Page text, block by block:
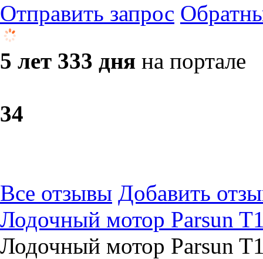
Отправить запрос
5 лет 333 дня на портале
34
Все отзывы Добавить
Лодочный мотор Parsun
Лодочный мотор Parsun